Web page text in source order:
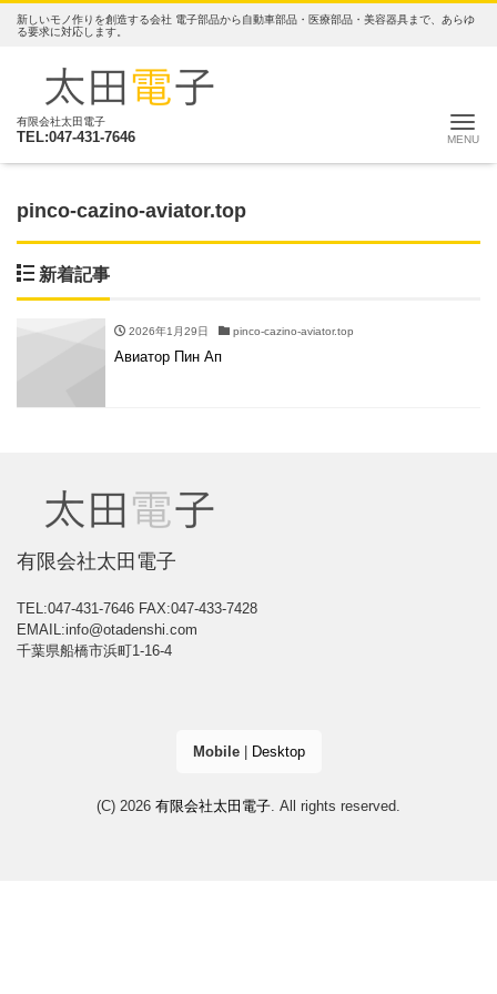
新しいモノ作りを創造する会社 電子部品から自動車部品・医療部品・美容器具まで、あらゆ
る要求に対応します。
有限会社太田電子
TEL:047-431-7646 ナ
pinco-cazino-aviator.top
新着記事
2026年1月29日 pinco-cazino-aviator.top
Авиатор Пин Ап
有限会社太田電子
TEL:047-431-7646 FAX:047-433-7428
EMAIL:info@otadenshi.com
千葉県船橋市浜町1-16-4
Mobile| Desktop
(C) 2026 有限会社太田電子. All rights reserved.